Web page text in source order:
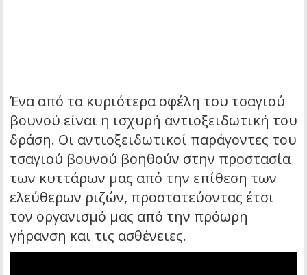
Ένα από τα κυριότερα οφέλη του τσαγιού
βουνού είναι η ισχυρή αντιοξειδωτική του
δράση. Οι αντιοξειδωτικοί παράγοντες του
τσαγιού βουνού βοηθούν στην προστασία
των κυττάρων μας από την επίθεση των
ελεύθερων ριζών, προστατεύοντας έτσι
τον οργανισμό μας από την πρόωρη
γήρανση και τις ασθένειες.